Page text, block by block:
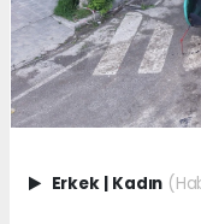
Erkek | Kadın